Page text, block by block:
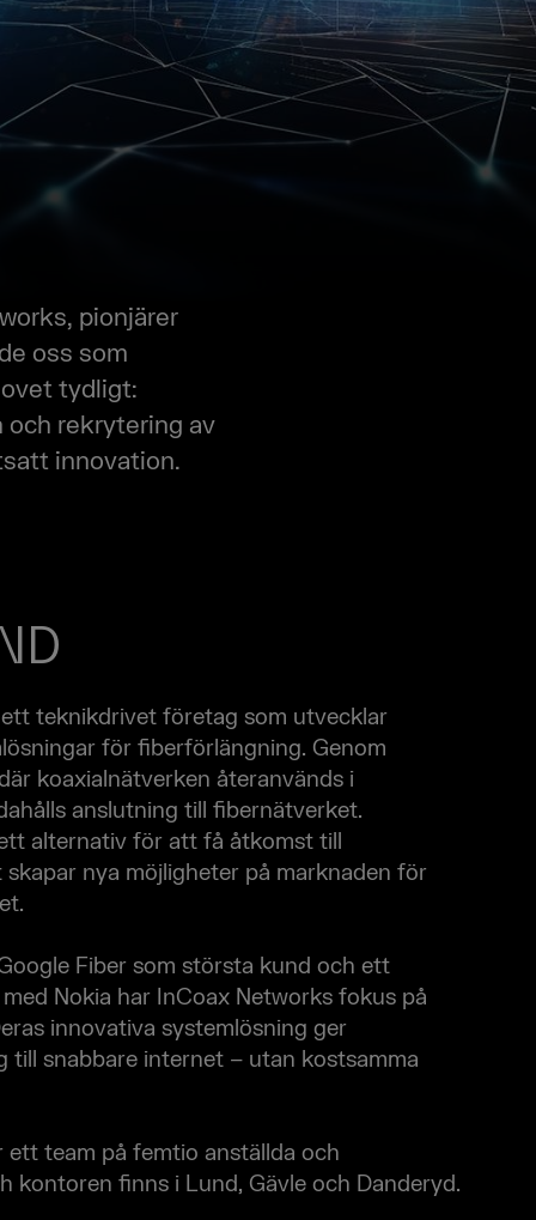
pionjärer
oss som
tydligt:
och rekrytering av
innovation.
teknikdrivet företag som utvecklar
för fiberförlängning. Genom
koaxialnätverken återanvänds i
anslutning till fibernätverket.
alternativ för att få åtkomst till
nya möjligheter på marknaden för
Fiber som största kund och ett
Nokia har InCoax Networks fokus på
innovativa systemlösning ger
till snabbare internet – utan kostsamma
ett team på femtio anställda och
kontoren finns i Lund, Gävle och Danderyd.